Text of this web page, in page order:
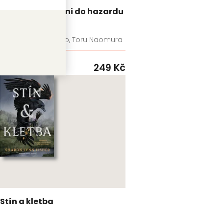
Kakegurui: Blázni do hazardu
Homura Kawamoto, Toru Naomura
249 Kč
Stín a kletba